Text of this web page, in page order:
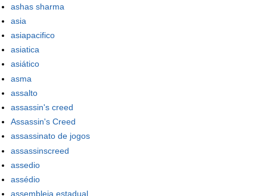
ashas sharma
asia
asiapacifico
asiatica
asiático
asma
assalto
assassin's creed
Assassin's Creed
assassinato de jogos
assassinscreed
assedio
assédio
assembleia estadual